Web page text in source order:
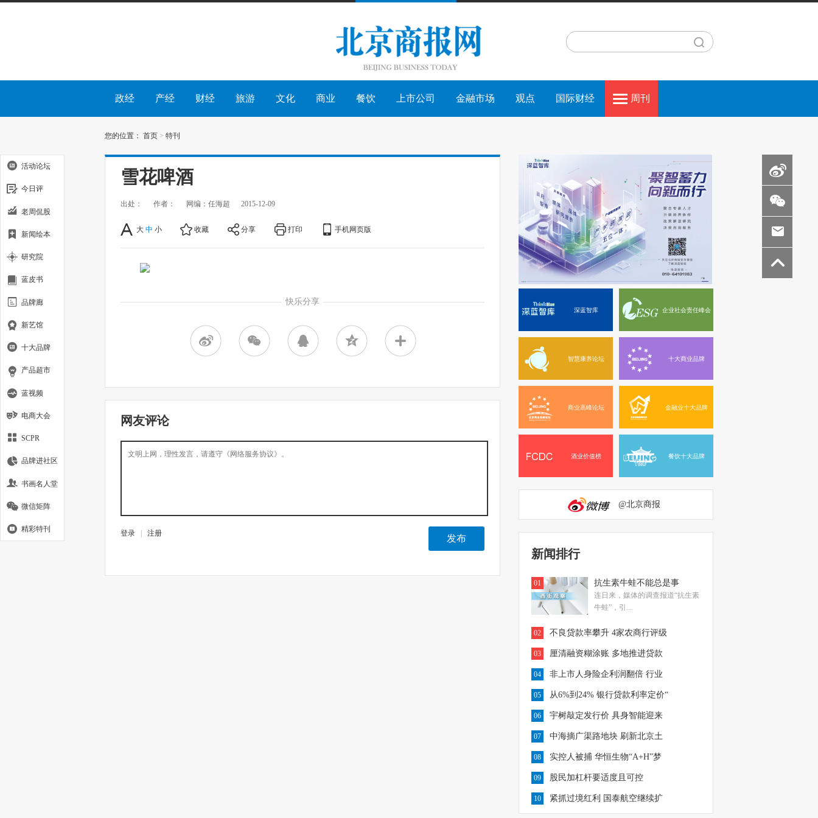
政经 产经 财经 旅游 文化 商业 餐饮 上市公司 金融市场 观点 国际财经 周刊
您的位置： 首页 > 特刊
雪花啤酒
出处： 作者： 网编：任海超 2015-12-09
大 中 小 收藏 分享 打印 手机网页版
快乐分享
网友评论
发布
登录 注册
深蓝智库 企业社会责任峰会
智慧康养论坛 十大商业品牌
商业高峰论坛 金融业十大品牌
酒业价值榜 餐饮十大品牌
@北京商报
新闻排行
01 抗生素牛蛙不能总是事
连日来，媒体的调查报道“抗生素
牛蛙”，引...
02 不良贷款率攀升 4家农商行评级
03 厘清融资糊涂账 多地推进贷款
04 非上市人身险企利润翻倍 行业
05 从6%到24% 银行贷款利率定价“
06 宇树敲定发行价 具身智能迎来
07 中海摘广渠路地块 刷新北京土
08 实控人被捕 华恒生物“A+H”梦
09 股民加杠杆要适度且可控
10 紧抓过境红利 国泰航空继续扩
活动论坛
今日评
老周侃股
新闻绘本
研究院
蓝皮书
品牌廊
新艺馆
十大品牌
产品超市
蓝视频
电商大会
SCPR
品牌进社区
书画名人堂
微信矩阵
精彩特刊